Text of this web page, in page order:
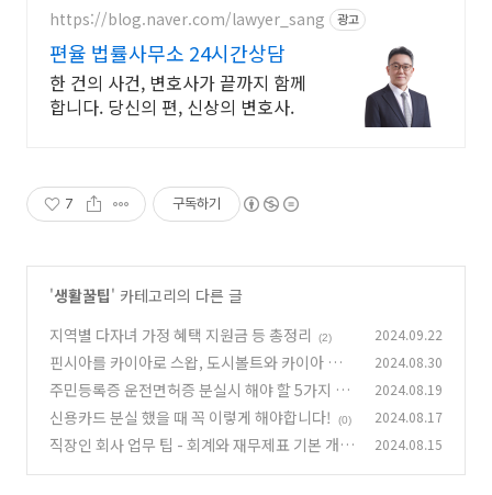
https://blog.naver.com/lawyer_sang 광고
편율 법률사무소 24시간상담
한 건의 사건, 변호사가 끝까지 함께
합니다. 당신의 편, 신상의 변호사.
7 구독하기
'생활꿀팁' 카테고리의 다른 글
지역별 다자녀 가정 혜택 지원금 등 총정리
(2) 2024.09.22
핀시아를 카이아로 스왑, 도시볼트와 카이아 월
렛 카이아포털 연결 방법 정리
(10)
2024.08.30
주민등록증 운전면허증 분실시 해야 할 5가지 필
수 조치!
(0)
2024.08.19
신용카드 분실 했을 때 꼭 이렇게 해야합니다! (0) 2024.08.17
직장인 회사 업무 팁 - 회계와 재무제표 기본 개념 2024.08.15